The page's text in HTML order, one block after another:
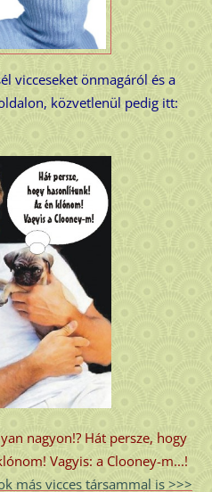
vicceseket önmagáról és a
közvetlenül pedig itt:
nagyon!? Hát persze, hogy
Vagyis: a Clooney-m...!
más vicces társammal is >>>